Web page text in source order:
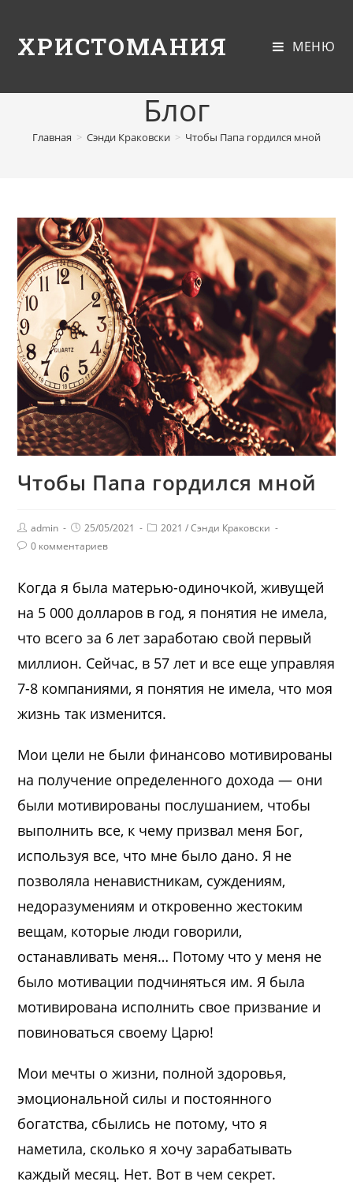
ХРИСТОМАНИЯ МЕНЮ
Блог
Главная > Сэнди Краковски > Чтобы Папа гордился мной
Чтобы Папа гордился мной
admin 25/05/2021 2021 / Сэнди Краковски
0 комментариев
Когда я была матерью-одиночкой, живущей
на 5 000 долларов в год, я понятия не имела,
что всего за 6 лет заработаю свой первый
миллион. Сейчас, в 57 лет и все еще управляя
7-8 компаниями, я понятия не имела, что моя
жизнь так изменится.
Мои цели не были финансово мотивированы
на получение определенного дохода — они
были мотивированы послушанием, чтобы
выполнить все, к чему призвал меня Бог,
используя все, что мне было дано. Я не
позволяла ненавистникам, суждениям,
недоразумениям и откровенно жестоким
вещам, которые люди говорили,
останавливать меня… Потому что у меня не
было мотивации подчиняться им. Я была
мотивирована исполнить свое призвание и
повиноваться своему Царю!
Мои мечты о жизни, полной здоровья,
эмоциональной силы и постоянного
богатства, сбылись не потому, что я
наметила, сколько я хочу зарабатывать
каждый месяц. Нет. Вот в чем секрет.